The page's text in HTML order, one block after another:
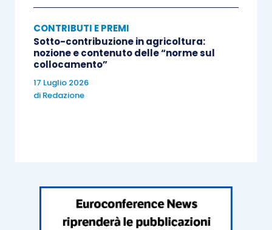
CONTRIBUTI E PREMI
Sotto-contribuzione in agricoltura:
nozione e contenuto delle “norme sul
collocamento”
17 Luglio 2026
di Redazione